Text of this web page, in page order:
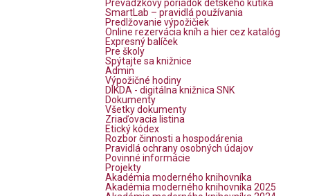
Prevádzkový poriadok detského kútika
SmartLab – pravidlá používania
Predlžovanie výpožičiek
Online rezervácia kníh a hier cez katalóg
Expresný balíček
Pre školy
Spýtajte sa knižnice
Admin
Výpožičné hodiny
DIKDA - digitálna knižnica SNK
Dokumenty
Všetky dokumenty
Zriaďovacia listina
Etický kódex
Rozbor činnosti a hospodárenia
Pravidlá ochrany osobných údajov
Povinné informácie
Projekty
Akadémia moderného knihovníka
Akadémia moderného knihovníka 2025